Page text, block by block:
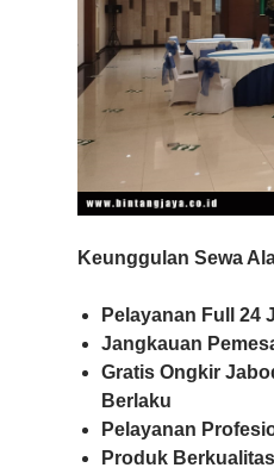
Keunggulan Sewa
Pelayanan Full 24
Jangkauan
Gratis Ongkir
Berlaku
Pelayanan
Produk